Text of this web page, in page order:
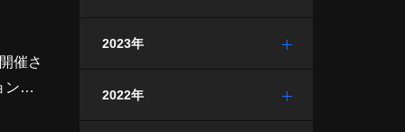
催さ
ンを
2023年
2022年